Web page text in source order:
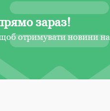
зараз!
отримувати новини на